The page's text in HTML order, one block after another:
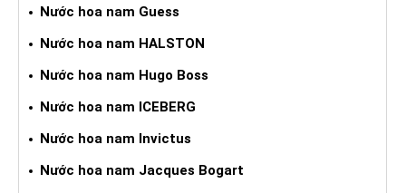
Nước hoa nam Guess
Nước hoa nam HALSTON
Nước hoa nam Hugo Boss
Nước hoa nam ICEBERG
Nước hoa nam Invictus
Nước hoa nam Jacques Bogart